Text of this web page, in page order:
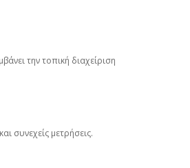
την τοπική διαχείριση
συνεχείς μετρήσεις.